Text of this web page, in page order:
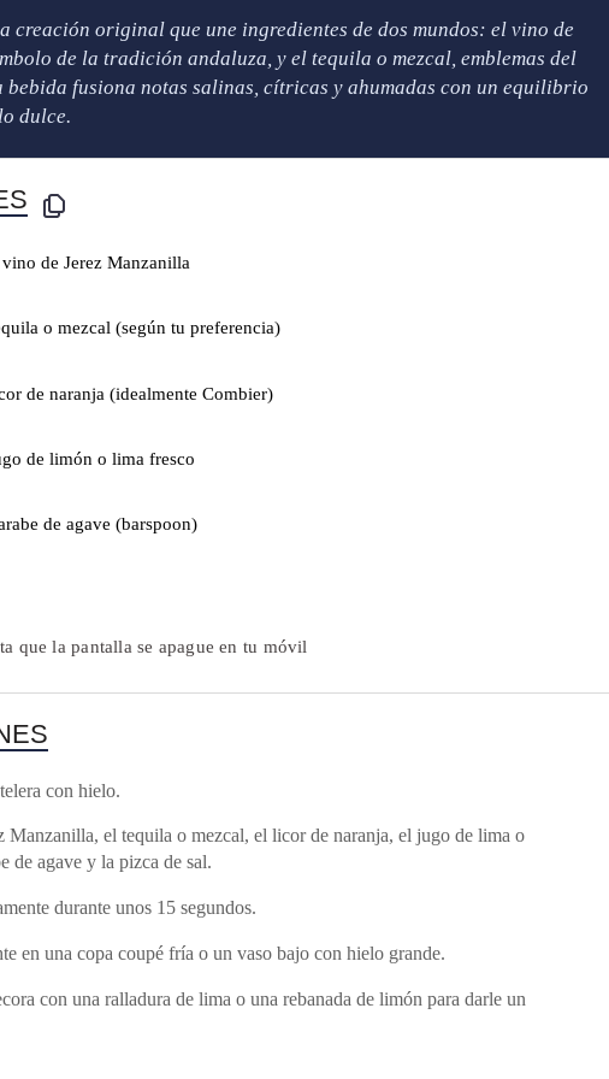
creación original que une ingredientes de dos mundos: el vino de
de la tradición andaluza, y el tequila o mezcal, emblemas del
bebida fusiona notas salinas, cítricas y ahumadas con un equilibrio
dulce.
de Jerez Manzanilla
o mezcal (según tu preferencia)
de naranja (idealmente Combier)
de limón o lima fresco
de agave (barspoon)
que la pantalla se apague en tu móvil
con hielo.
Manzanilla, el tequila o mezcal, el licor de naranja, el jugo de lima o
de agave y la pizca de sal.
durante unos 15 segundos.
en una copa coupé fría o un vaso bajo con hielo grande.
con una ralladura de lima o una rebanada de limón para darle un